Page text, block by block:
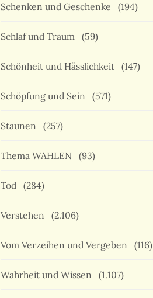
Schenken und Geschenke (194)
Schlaf und Traum (59)
Schönheit und Hässlichkeit (147)
Schöpfung und Sein (571)
Staunen (257)
Thema WAHLEN (93)
Tod (284)
Verstehen (2.106)
Vom Verzeihen und Vergeben (116)
Wahrheit und Wissen (1.107)